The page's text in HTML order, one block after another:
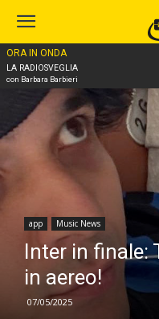
ORA IN ONDA
LA RADIOSVEGLIA
con Barbara Barbieri
Home
app Music News
Inter in finale:
in aereo!
07/05/2025